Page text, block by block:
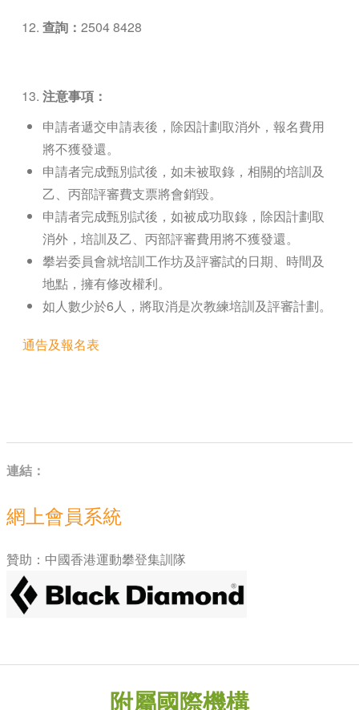
查詢： 2504 8428
注意事項：
申請者遞交申請表後，除因計劃取消外，報名費用
將不獲發還。
申請者完成甄別試後，如未被取錄，相關的培訓及
乙、丙部評審費支票將會銷毀。
申請者完成甄別試後，如被成功取錄，除因計劃取
消外，培訓及乙、丙部評審費用將不獲發還。
攀岩委員會就培訓工作坊及評審試的日期、時間及
地點，擁有修改權利。
如人數少於6人，將取消是次教練培訓及評審計劃。
通告及報名表
連結：
網上會員系統
贊助：中國香港運動攀登集訓隊
附屬國際機構